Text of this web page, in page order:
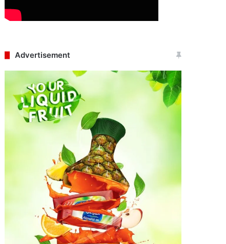
Advertisement